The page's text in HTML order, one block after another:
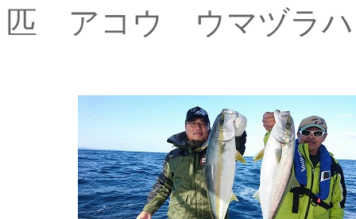
匹 アコウ ウマヅラ